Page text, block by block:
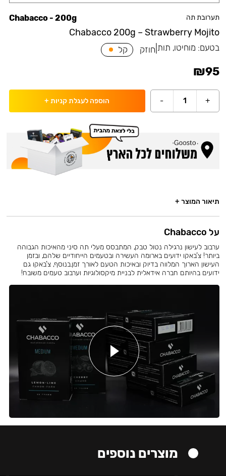
תערובת תה
Chabacco 200g – Strawberry Mojito
Chabacco - 200g
בטעם: מוחיטו, תות חוזק קל
₪95
+
1
- הוספה לעגלת קניות +
תיאור המוצר +
על Chabacco
ערבוב לעישון נרגילה נטול טבק, המתבסס מעלי תה סיני מהאיכות הגבוהה
ביותר! צ’באקו ידועים בארומה העשירה ובטעמים הייחודיים שלהם, ובזמן
העישון הארוך המלווה בדיוק ובאיכות הטעם לאורך זמן.בנוסף, צ’באקו גם
ידועים בהיותם חברה אידאלית לבניית מיקסולוגיות וערבוב טעמים משובח!
מוצרים נוספים